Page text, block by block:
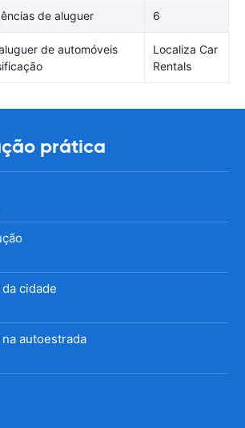
de aluguer 6
de automóveis
Localiza Car
Rentals
prática
cidade
autoestrada